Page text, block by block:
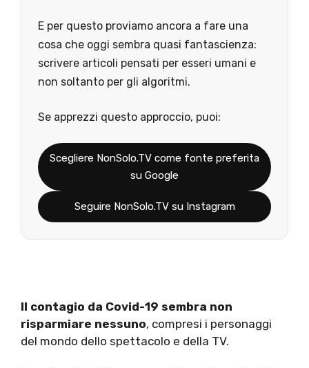
E per questo proviamo ancora a fare una
cosa che oggi sembra quasi fantascienza:
scrivere articoli pensati per esseri umani e
non soltanto per gli algoritmi.
Se apprezzi questo approccio, puoi:
Scegliere NonSolo.TV come fonte preferita
su Google
Seguire NonSolo.TV su Instagram
Il contagio da Covid-19 sembra non
risparmiare nessuno, compresi i personaggi
del mondo dello spettacolo e della TV.